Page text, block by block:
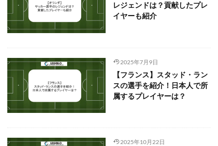
レジェンドは？貢献したプレ
イヤーも紹介
2025年7月9日
【フランス】スタッド・ラン
スの選手を紹介！日本人で所
属するプレイヤーは？
2025年10月22日